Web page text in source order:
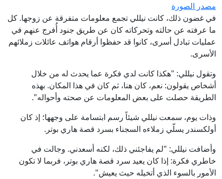
مصدر الصورة
في غضون ذلك، كانت نيللي تجمع معلومات متفرقة عن زوجها. كل
ما عرفته عن حالته وتحركاته كان عن طريق جنود أُفرج عنهم في
عمليات تبادل أسرى، كانوا قد حفظوا أرقام هواتف عائلات زملائهم
الأسرى.
وتقول نيللي: "هكذا كانت لدي فكرة عما يحدث له من خلال
أشخاص يقولون: نعم، كان هنا، ثم كان في هذا المكان. بهذه
الطريقة حصلت على بعض المعلومات عن صحته وأحواله".
وذات يوم، سمعت نيللي شيئاً رسم ابتسامة على وجهها؛ إذ كان
أولكسندر يسلّي زملاءه السجناء بسرد قصة هاري بوتر.
وأضافت نيللي: "لم يفاجئني ذلك، لكنه أسعدني. وجالت في
خاطري فكرة: إذا كان يعيد سرد قصة هاري بوتر، فربما لا تكون
الأمور بالسوء الذي أتخيله حيث يعيش".